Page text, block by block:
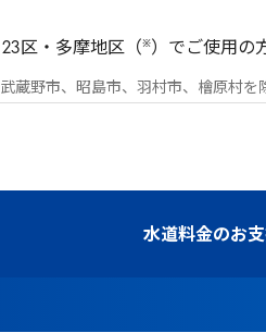
23区・多摩地区（※ ）でご使用の
武蔵野市、昭島市、羽村市、檜原村を
水道料金のお